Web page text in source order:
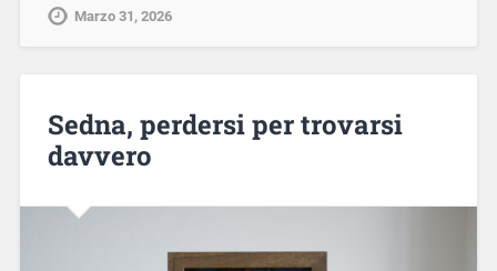
Marzo 31, 2026
Sedna, perdersi per trovarsi
davvero